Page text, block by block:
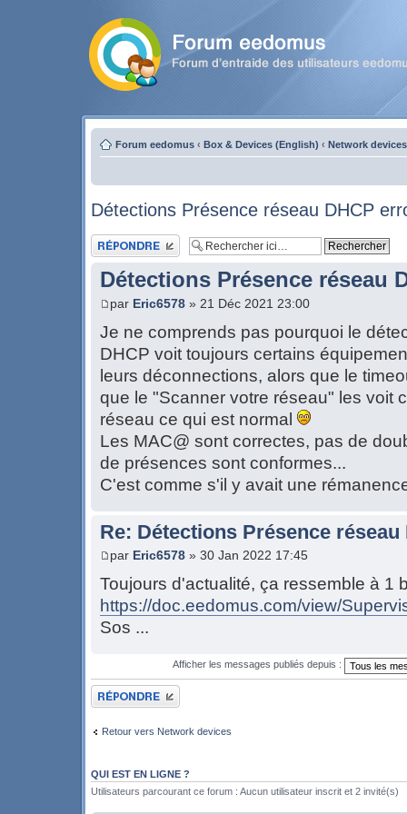
Forum eedomus ‹ Box & Devices (English) ‹ Network devices
Détections Présence réseau DHCP
Publier une réponse
Détections Présence réseau
par Eric6578 » 21 Déc 2021 23:00
Je ne comprends pas pourquoi le
DHCP voit toujours certains
leurs déconnections, alors que le
que le "Scanner votre réseau" les voit
réseau ce qui est normal
Les MAC@ sont correctes, pas de
de présences sont conformes...
C'est comme s'il y avait une
Re: Détections Présence réseau
par Eric6578 » 30 Jan 2022 17:45
Toujours d'actualité, ça ressemble à 1
https://doc.eedomus.com/view/
Sos ...
Afficher les messages publiés depuis :
Publier une réponse
Retour vers Network devices
QUI EST EN LIGNE ?
Utilisateurs parcourant ce forum : Aucun utilisateur inscrit et 2 invité(s)